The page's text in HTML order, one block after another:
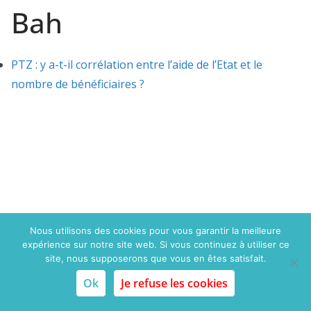
Bah
PTZ : y a-t-il corrélation entre l’aide de l’Etat et le
nombre de bénéficiaires ?
Copyright © 2015 Politique du logement.com. Tous droits
réservés
Mentions légales
Nous utilisons des cookies pour vous garantir la meilleure
expérience sur notre site web. Si vous continuez à utiliser ce
site, nous supposerons que vous en êtes satisfait.
Ok Je refuse les cookies